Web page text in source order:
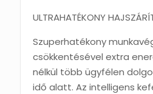
ULTRAHATÉKONY
Szuperhatékony
csökkentésével extra
nélkül több ügyfélen
idő alatt. Az intelligens